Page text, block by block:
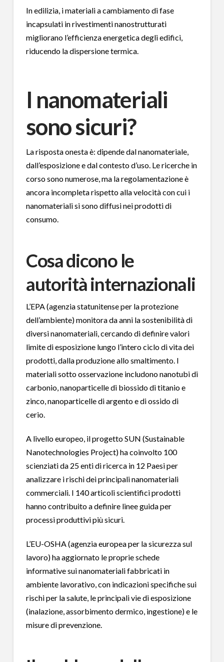
In edilizia, i materiali a cambiamento di fase
incapsulati in rivestimenti nanostrutturati
migliorano l’efficienza energetica degli edifici,
riducendo la dispersione termica.
I nanomateriali
sono sicuri?
La risposta onesta è: dipende dal nanomateriale,
dall’esposizione e dal contesto d’uso. Le ricerche in
corso sono numerose, ma la regolamentazione è
ancora incompleta rispetto alla velocità con cui i
nanomateriali si sono diffusi nei prodotti di
consumo.
Cosa dicono le
autorità internazionali
L’EPA (agenzia statunitense per la protezione
dell’ambiente) monitora da anni la sostenibilità di
diversi nanomateriali, cercando di definire valori
limite di esposizione lungo l’intero ciclo di vita dei
prodotti, dalla produzione allo smaltimento. I
materiali sotto osservazione includono nanotubi di
carbonio, nanoparticelle di biossido di titanio e
zinco, nanoparticelle di argento e di ossido di
cerio.
A livello europeo, il progetto SUN (Sustainable
Nanotechnologies Project) ha coinvolto 100
scienziati da 25 enti di ricerca in 12 Paesi per
analizzare i rischi dei principali nanomateriali
commerciali. I 140 articoli scientifici prodotti
hanno contribuito a definire linee guida per
processi produttivi più sicuri.
L’EU-OSHA (agenzia europea per la sicurezza sul
lavoro) ha aggiornato le proprie schede
informative sui nanomateriali fabbricati in
ambiente lavorativo, con indicazioni specifiche sui
rischi per la salute, le principali vie di esposizione
(inalazione, assorbimento dermico, ingestione) e le
misure di prevenzione.